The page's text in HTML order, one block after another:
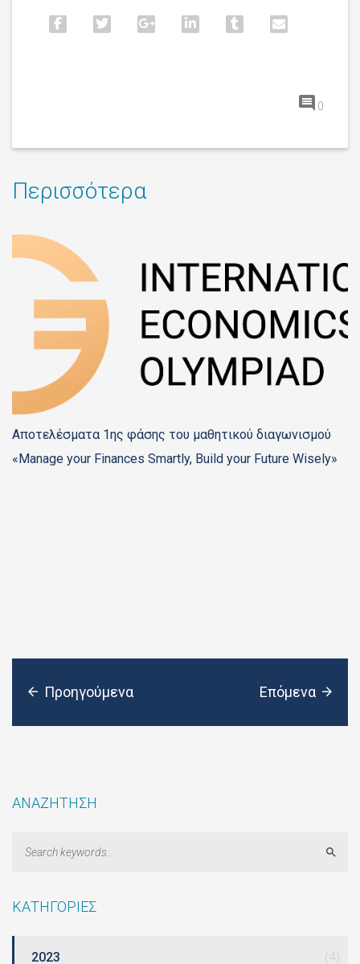
0
Περισσότερα
Αποτελέσματα 1ης φάσης του μαθητικού διαγωνισμού
«Manage your Finances Smartly, Build your Future Wisely»
Προηγούμενα Επόμενα
ΑΝΑΖΗΤΗΣΗ
ΚΑΤΗΓΟΡΙΕΣ
2023 (4)